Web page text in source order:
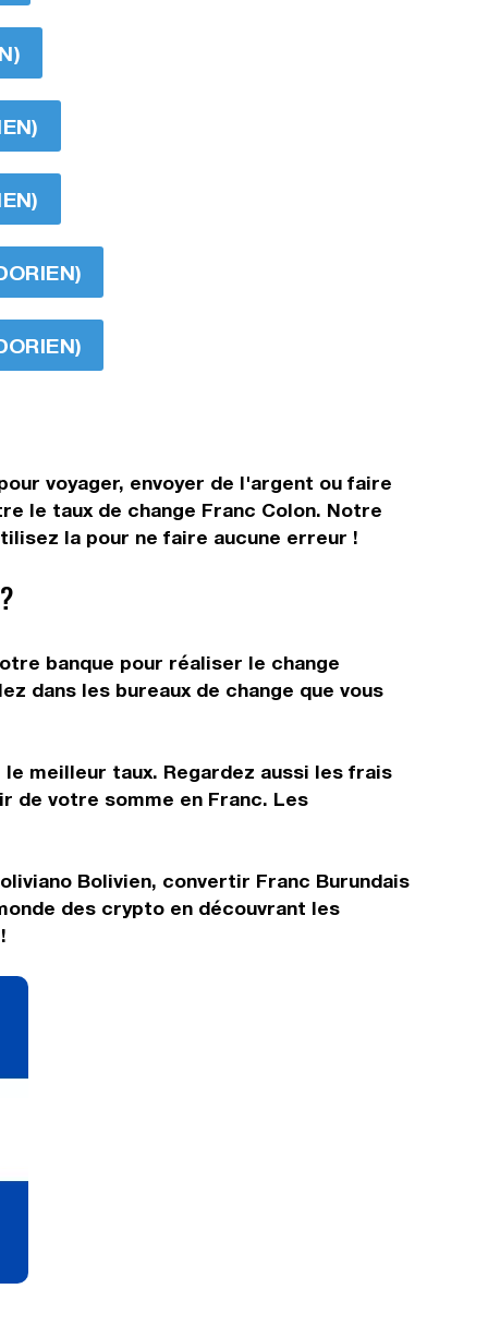
voyager, envoyer de l'argent ou faire
le taux de change Franc Colon. Notre
la pour ne faire aucune erreur !
banque pour réaliser le change
dans les bureaux de change que vous
meilleur taux. Regardez aussi les frais
de votre somme en Franc. Les
Bolivien, convertir Franc Burundais
des crypto en découvrant les